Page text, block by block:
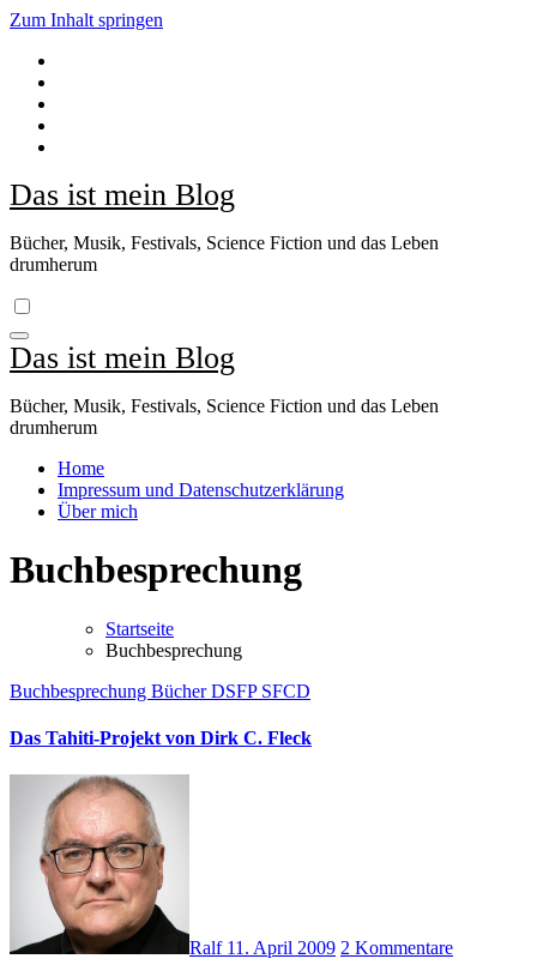
Zum Inhalt springen
Das ist mein Blog
Bücher, Musik, Festivals, Science Fiction und das Leben
drumherum
Das ist mein Blog
Bücher, Musik, Festivals, Science Fiction und das Leben
drumherum
Home
Impressum und Datenschutzerklärung
Über mich
Buchbesprechung
Startseite
Buchbesprechung
Buchbesprechung BücherDSFP SFCD
Das Tahiti-Projekt von Dirk C. Fleck
Ralf 11. April 2009 2 Kommentare